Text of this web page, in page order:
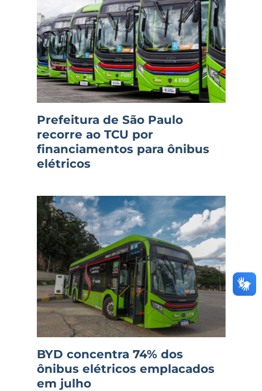
Prefeitura de São Paulo
recorre ao TCU por
financiamentos para ônibus
elétricos
BYD concentra 74% dos
ônibus elétricos emplacados
em julho